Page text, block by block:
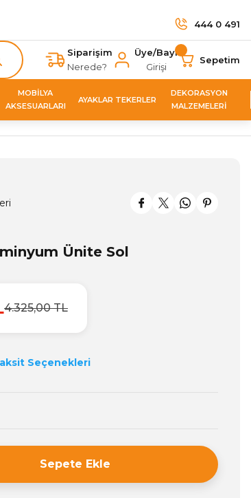
444 0 491
Siparişim
Nerede?
Üye/Bayi
Girişi
Sepetim
MOBİLYA
AKSESUARLARI
AYAKLAR TEKERLER
DEKORASYON
MALZEMELERİ
Ünite Sol
4.325,00 TL
Seçenekleri
Sepete Ekle